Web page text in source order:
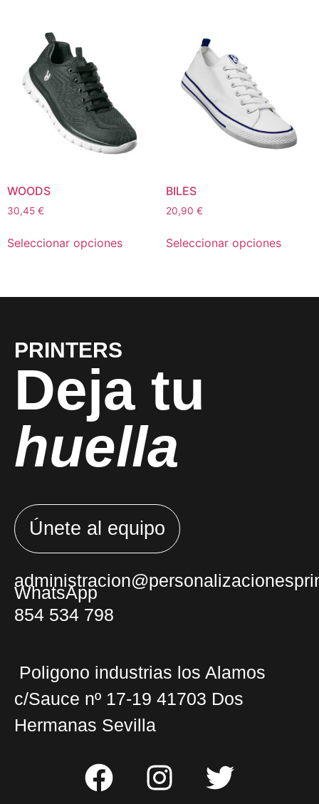
WOODS
30,45 €
Seleccionar opciones
BILES
20,90 €
Seleccionar opciones
PRINTERS
Deja tu
huella
Únete al equipo
WhatsApp
854 534 798
Poligono industrias los Alamos
c/Sauce nº 17-19 41703 Dos
Hermanas Sevilla